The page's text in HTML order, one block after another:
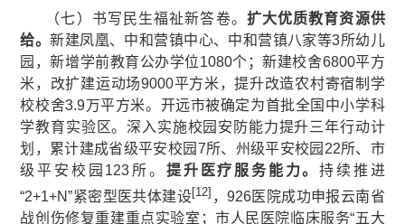
（七）书写民生福祉新答卷。 扩大优质教育资源供
给。新建凤凰、中和营镇中心、中和营镇八家等3所幼儿
园，新增学前教育公办学位1080个；新建校舍6800平方
米，改扩建运动场9000平方米，提升改造农村寄宿制学
校校舍3.9万平方米。开远市被确定为首批全国中小学科
学教育实验区。深入实施校园安防能力提升三年行动计
划，累计建成省级平安校园7所、州级平安校园22所、市
级平安校园123所。 提升医疗服务能力。持续推进
“2+1+N”紧密型医共体建设[12] ，926医院成功申报云南省
战创伤修复重建重点实验室；市人民医院临床服务“五大